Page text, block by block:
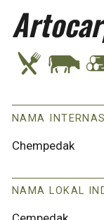
NAMA
Chempedak
NAMA LOKAL